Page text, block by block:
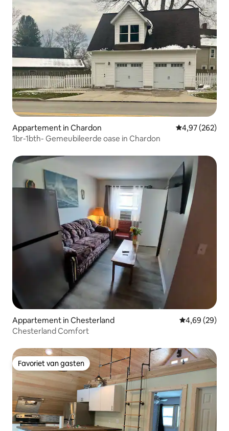
Appartement in Chardon Gemiddelde
4,97 (262)
1br-1bth- Gemeubileerde oase in Chardon
Appartement in Chesterland Gemiddelde
4,69 (29)
Chesterland Comfort
Favoriet van gasten
Favoriet van gasten